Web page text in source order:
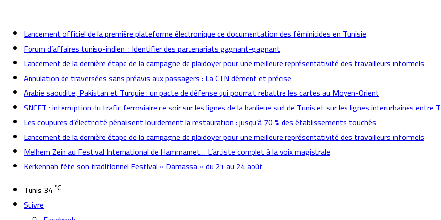
Lancement officiel de la première plateforme électronique de documentation des féminicides en Tunisie
Forum d’affaires tuniso-indien : Identifier des partenariats gagnant-gagnant
Lancement de la dernière étape de la campagne de plaidoyer pour une meilleure représentativité des travailleurs informels
Annulation de traversées sans préavis aux passagers : La CTN dément et précise
Arabie saoudite, Pakistan et Turquie : un pacte de défense qui pourrait rebattre les cartes au Moyen-Orient
SNCFT : interruption du trafic ferroviaire ce soir sur les lignes de la banlieue sud de Tunis et sur les lignes interurbaines entre
Les coupures d’électricité pénalisent lourdement la restauration : jusqu’à 70 % des établissements touchés
Lancement de la dernière étape de la campagne de plaidoyer pour une meilleure représentativité des travailleurs informels
Melhem Zein au Festival International de Hammamet… L’artiste complet à la voix magistrale
Kerkennah fête son traditionnel Festival « Damassa » du 21 au 24 août
Tunis 34℃
Suivre